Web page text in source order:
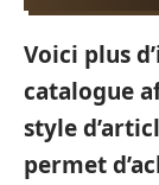
Voici plus
catalogue
style
permet